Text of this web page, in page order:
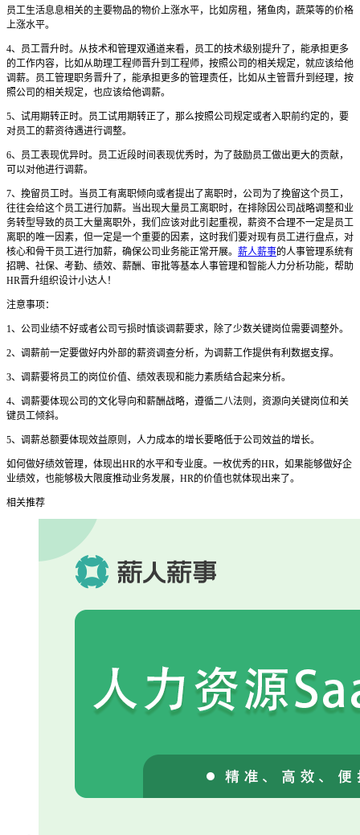
员工生活息息相关的主要物品的物价上涨水平，比如房租，猪鱼肉，蔬菜等的价格
上涨水平。
4、员工晋升时。从技术和管理双通道来看，员工的技术级别提升了，能承担更多
的工作内容，比如从助理工程师晋升到工程师，按照公司的相关规定，就应该给他
调薪。员工管理职务晋升了，能承担更多的管理责任，比如从主管晋升到经理，按
照公司的相关规定，也应该给他调薪。
5、试用期转正时。员工试用期转正了，那么按照公司规定或者入职前约定的，要
对员工的薪资待遇进行调整。
6、员工表现优异时。员工近段时间表现优秀时，为了鼓励员工做出更大的贡献，
可以对他进行调薪。
7、挽留员工时。当员工有离职倾向或者提出了离职时，公司为了挽留这个员工，
往往会给这个员工进行加薪。当出现大量员工离职时，在排除因公司战略调整和业
务转型导致的员工大量离职外，我们应该对此引起重视，薪资不合理不一定是员工
离职的唯一因素，但一定是一个重要的因素，这时我们要对现有员工进行盘点，对
核心和骨干员工进行加薪，确保公司业务能正常开展。 薪人薪事的人事管理系统有
招聘、社保、考勤、绩效、薪酬、审批等基本人事管理和智能人力分析功能，帮助
HR晋升组织设计小达人！
注意事项：
1、公司业绩不好或者公司亏损时慎谈调薪要求，除了少数关键岗位需要调整外。
2、调薪前一定要做好内外部的薪资调查分析，为调薪工作提供有利数据支撑。
3、调薪要将员工的岗位价值、绩效表现和能力素质结合起来分析。
4、调薪要体现公司的文化导向和薪酬战略，遵循二八法则，资源向关键岗位和关
键员工倾斜。
5、调薪总额要体现效益原则，人力成本的增长要略低于公司效益的增长。
如何做好绩效管理，体现出HR的水平和专业度。一枚优秀的HR，如果能够做好企
业绩效，也能够极大限度推动业务发展，HR的价值也就体现出来了。
相关推荐